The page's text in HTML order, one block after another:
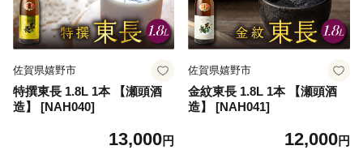
佐賀県嬉野市
特撰東長 1.8L 1本 【瀬頭酒
造】 [NAH040]
13,000円
佐賀県嬉野市
金紋東長 1.8L 1本 【瀬頭酒
造】 [NAH041]
12,000円